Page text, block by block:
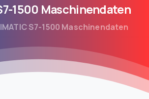
1500 Maschinendaten
S7-1500 Maschinendaten